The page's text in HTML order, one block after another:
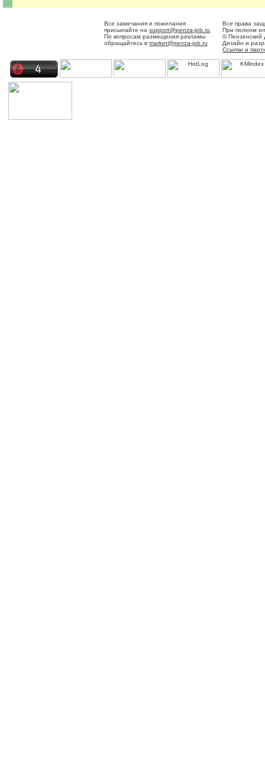
Все замечания и пожелания
присылайте наsupport@penza-job.ru
По вопросам размещения рекламы
обращайтесь вmarket@penza-job.ru
Все права
При полном
© Пензенский
Дизайн и
Ссылки и